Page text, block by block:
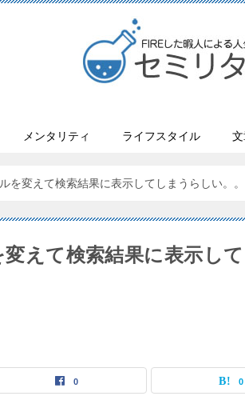
メンタリティ ライフスタイル
を変えて検索結果に表示してしまうらしい。。
えて検索結果に表示し
0 0